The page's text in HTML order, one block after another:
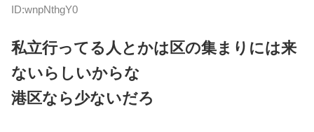
ID:wnpNthgY0
私立行ってる人とかは区の集まりには来
ないらしいからな
港区なら少ないだろ